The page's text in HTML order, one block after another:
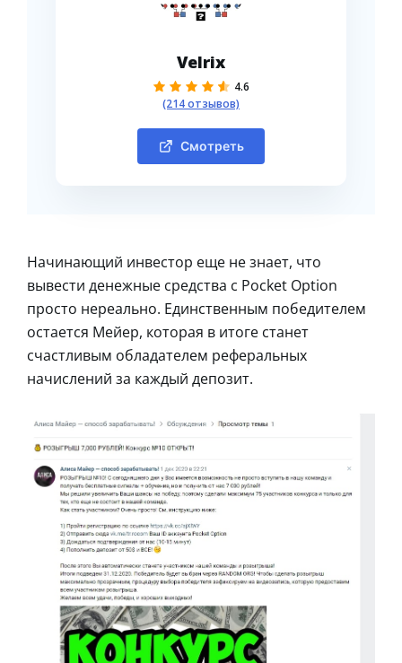
Velrix
4.6
(214 отзывов)
Смотреть
Начинающий инвестор еще не знает, что
вывести денежные средства с Pocket Option
просто нереально. Единственным победителем
остается Мейер, которая в итоге станет
счастливым обладателем реферальных
начислений за каждый депозит.